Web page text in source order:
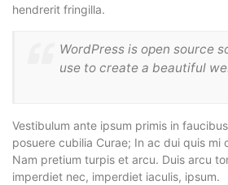
hendrerit fringilla.
WordPress is open source
use to create a beautiful
Vestibulum ante ipsum primis in
posuere cubilia Curae; In ac dui quis mi
Nam pretium turpis et arcu. Duis arcu
imperdiet nec, imperdiet iaculis, ipsum.